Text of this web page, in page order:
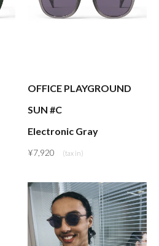
OFFICE PLAYGROUND
SUN #C
Electronic Gray
¥7,920